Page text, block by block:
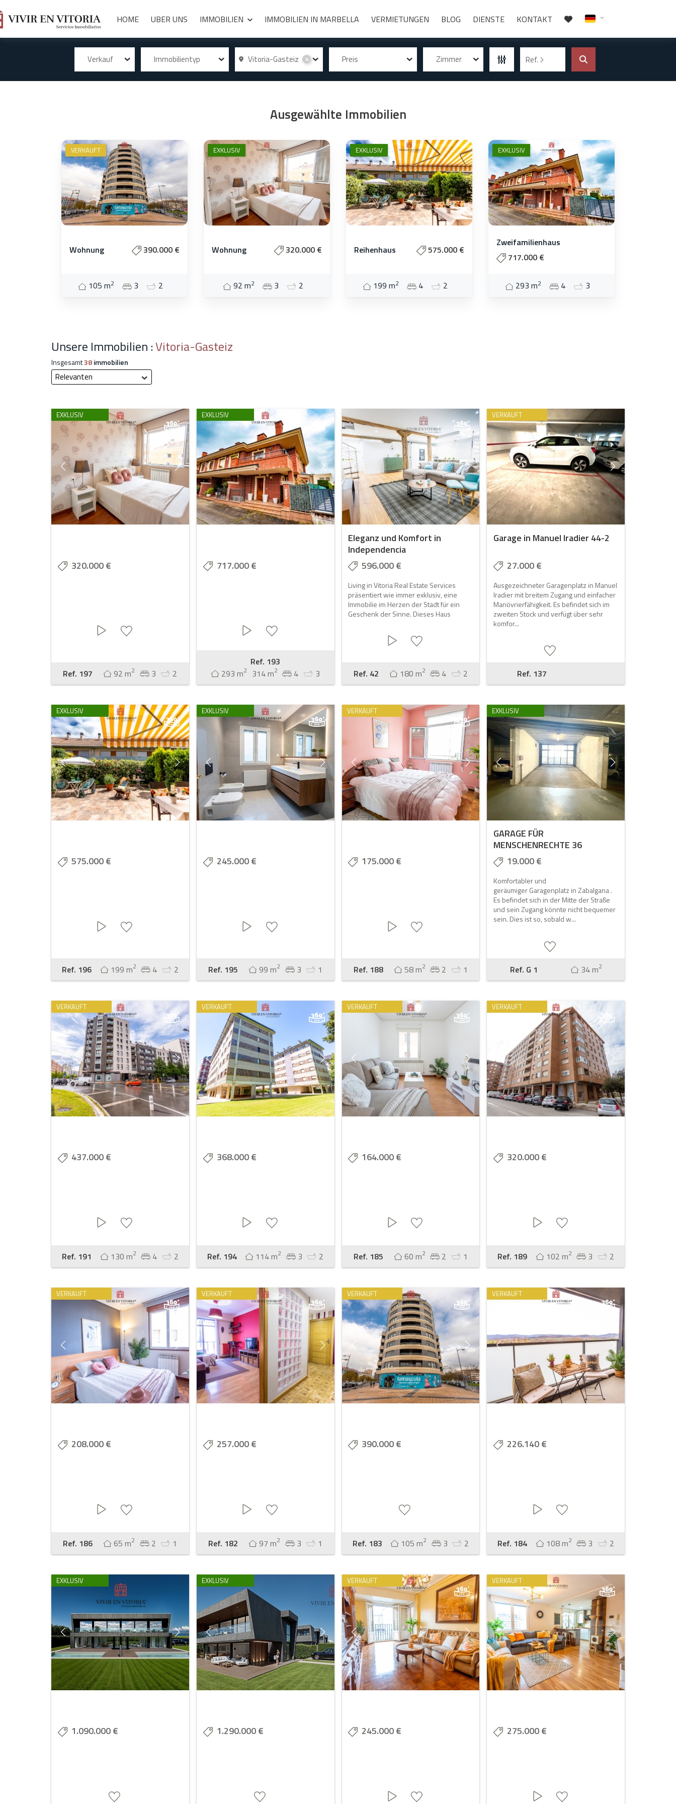
HOME UBER UNS IMMOBILIEN IMMOBILIEN IN MARBELLA VERMIETUNGEN BLOG DIENSTE KONTAKT
Verkauf Immobilientyp Vitoria-Gasteiz ✕ Preis Zimmer Ref.
Ausgewählte Immobilien
VERKAUFT
Wohnung 390.000 €
105 m2 3 2
EXKLUSIV
Wohnung 320.000 €
92 m2 3 2
EXKLUSIV
Reihenhaus 575.000 €
199 m2 4 2
EXKLUSIV
Zweifamilienhaus
717.000 €
293 m2 4 3
Unsere Immobilien :Vitoria-Gasteiz
Insgesamt38immobilien
Relevanten
EXKLUSIV
320.000 €
Ref. 197 92 m2 3 2
EXKLUSIV
717.000 €
Ref. 193
293 m2 314 m2 4 3
Eleganz und Komfort in
Independencia
596.000 €
Living in Vitoria Real Estate Services
präsentiert wie immer exklusiv, eine
Immobilie im Herzen der Stadt für ein
Geschenk der Sinne. Dieses Haus
Ref. 42 180 m2 4 2
VERKAUFT
Garage in Manuel Iradier 44-2
27.000 €
Ausgezeichneter Garagenplatz in Manuel
Iradier mit breitem Zugang und einfacher
Manövrierfähigkeit. Es befindet sich im
zweiten Stock und verfügt über sehr
komfor...
Ref. 137
EXKLUSIV
575.000 €
Ref. 196 199 m2 4 2
EXKLUSIV
245.000 €
Ref. 195 99 m2 3 1
VERKAUFT
175.000 €
Ref. 188 58 m2 2 1
EXKLUSIV
GARAGE FÜR
MENSCHENRECHTE 36
19.000 €
Komfortabler und
geräumiger Garagenplatz in Zabalgana .
Es befindet sich in der Mitte der Straße
und sein Zugang könnte nicht bequemer
sein. Dies ist so, sobald w...
Ref. G 1 34 m2
VERKAUFT
437.000 €
Ref. 191 130 m2 4 2
VERKAUFT
368.000 €
Ref. 194 114 m2 3 2
VERKAUFT
164.000 €
Ref. 185 60 m2 2 1
VERKAUFT
320.000 €
Ref. 189 102 m2 3 2
VERKAUFT
208.000 €
Ref. 186 65 m2 2 1
VERKAUFT
257.000 €
Ref. 182 97 m2 3 1
VERKAUFT
390.000 €
Ref. 183 105 m2 3 2
VERKAUFT
226.140 €
Ref. 184 108 m2 3 2
EXKLUSIV
1.090.000 €
EXKLUSIV
1.290.000 €
VERKAUFT
245.000 €
VERKAUFT
275.000 €